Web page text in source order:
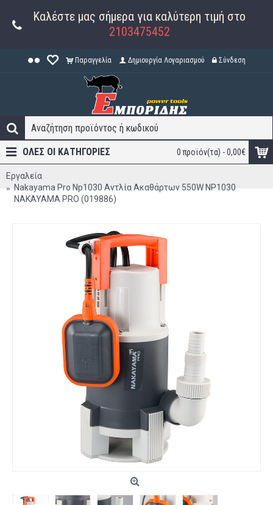
Καλέστε μας σήμερα για καλύτερη τιμή στο
2103475452
Παραγγελία Δημιουργία Λογαριασμού Σύνδεση
0 προϊόν(τα) - 0,00€
ΟΛΕΣ ΟΙ ΚΑΤΗΓΟΡΊΕΣ
Εργαλεία
Nakayama Pro Np1030 Αντλία Ακαθάρτων 550W NP1030
NAKAYAMA PRO (019886)